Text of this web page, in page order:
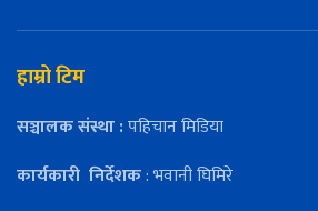
हाम्रो टिम
सञ्चालक संस्था :पहिचान मिडिया
कार्यकारी निर्देशक: भवानी घिमिरे